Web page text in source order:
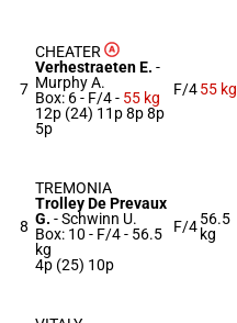
7
CHEATER
Verhestraeten E. -
Murphy A.
Box: 6 - F/4 - 55 kg
12p (24) 11p 8p 8p
5p
F/455 kg
8
TREMONIA
Trolley De Prevaux
G. -Schwinn U.
Box: 10 - F/4 - 56.5
kg
4p (25) 10p
F/456.5
kg